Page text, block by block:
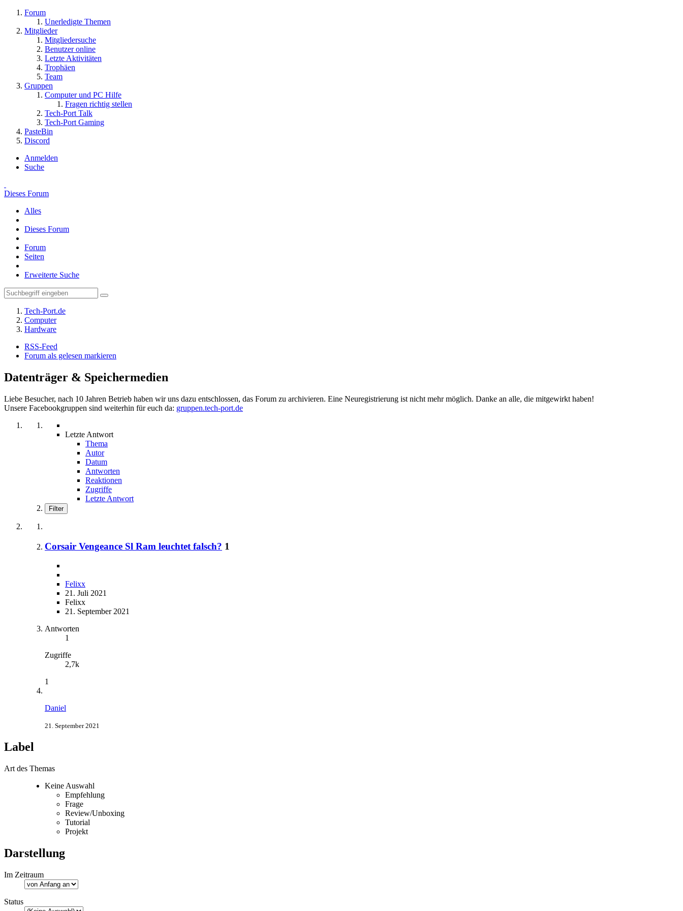
Forum
Unerledigte Themen
Mitglieder
Mitgliedersuche
Benutzer online
Letzte Aktivitäten
Trophäen
Team
Gruppen
Computer und PC Hilfe
Fragen richtig stellen
Tech-Port Talk
Tech-Port Gaming
PasteBin
Discord
Anmelden
Suche
Dieses Forum
Alles
Dieses Forum
Forum
Seiten
Erweiterte Suche
Tech-Port.de
Computer
Hardware
RSS-Feed
Forum als gelesen markieren
Datenträger & Speichermedien
Liebe Besucher, nach 10 Jahren Betrieb haben wir uns dazu entschlossen, das Forum zu archivieren. Eine Neuregistrierung ist nicht mehr möglich. Danke an alle, die mitgewirkt haben!
Unsere Facebookgruppen sind weiterhin für euch da: gruppen.tech-port.de
Letzte Antwort
Thema
Autor
Datum
Antworten
Reaktionen
Zugriffe
Letzte Antwort
Filter
Corsair Vengeance Sl Ram leuchtet falsch? 1
Felixx
21. Juli 2021
Felixx
21. September 2021
Antworten
1
Zugriffe
2,7k
1
Daniel
21. September 2021
Label
Art des Themas
Keine Auswahl
Empfehlung
Frage
Review/Unboxing
Tutorial
Projekt
Darstellung
Im Zeitraum
Status